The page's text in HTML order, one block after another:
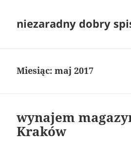
niezaradny dobry
Miesiąc:maj 2017
wynajem
Kraków